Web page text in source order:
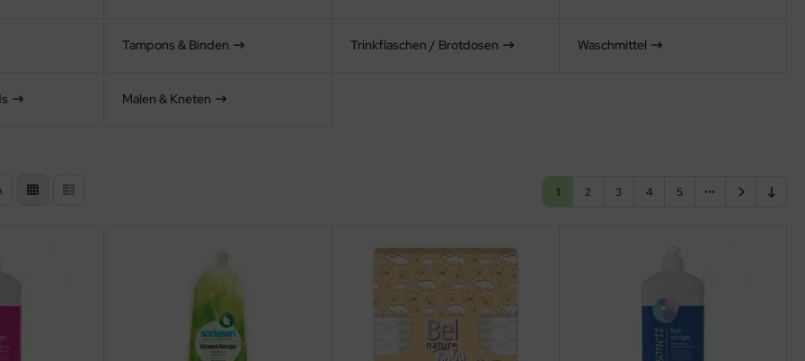
Tampons & Binden Trinkflaschen / Brotdosen Waschmittel
Malen & Kneten
1 2 3 4 5